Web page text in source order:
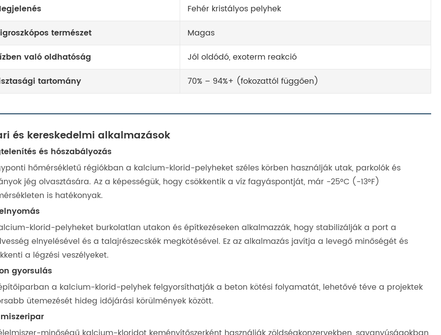
Fehér kristályos pelyhek
természet
Magas
való oldhatóság
Jól oldódó, exoterm reakció
tartomány
70% – 94%+ (fokozattól függően)
és kereskedelmi alkalmazások
és hószabályozás
hőmérsékletű régiókban a kalcium-klorid-pelyheket széles körben használják utak, parkolók és
jég olvasztására. Az a képességük, hogy csökkentik a víz fagyáspontját, már -25°C (-13°F)
is hatékonyak.
klorid-pelyheket burkolatlan utakon és építkezéseken alkalmazzák, hogy stabilizálják a port a
elnyelésével és a talajrészecskék megkötésével. Ez az alkalmazás javítja a levegő minőségét és
a légzési veszélyeket.
gyorsulás
a kalcium-klorid-pelyhek felgyorsíthatják a beton kötési folyamatát, lehetővé téve a projektek
ütemezését hideg időjárási körülmények között.